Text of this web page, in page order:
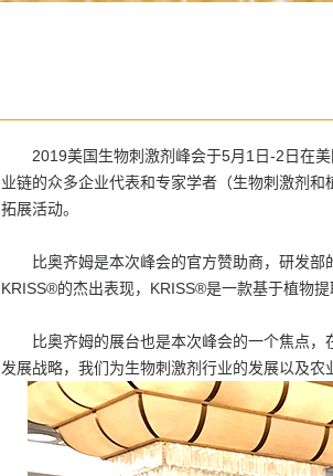
2019美国生物刺激剂峰会于5月1日-2日在美
业链的众多企业代表和专家学者（生物刺激剂
拓展活动。
比奥齐姆是本次峰会的官方赞助商，研发部
KRISS®的杰出表现，KRISS®是一款基于植物
比奥齐姆的展台也是本次峰会的一个焦点，
发展战略，我们为生物刺激剂行业的发展以及农